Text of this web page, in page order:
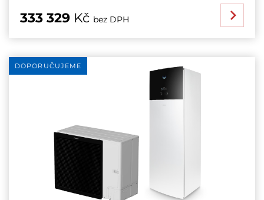
333 329 Kč bez DPH
DOPORUČUJEME